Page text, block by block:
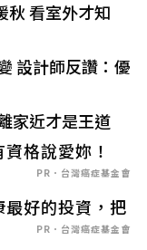
秋 看室外才知
設計師反讚：優
家近才是王道
格說愛妳！
PR．台灣癌症基金會
好的投資，把
PR．台灣癌症基金會